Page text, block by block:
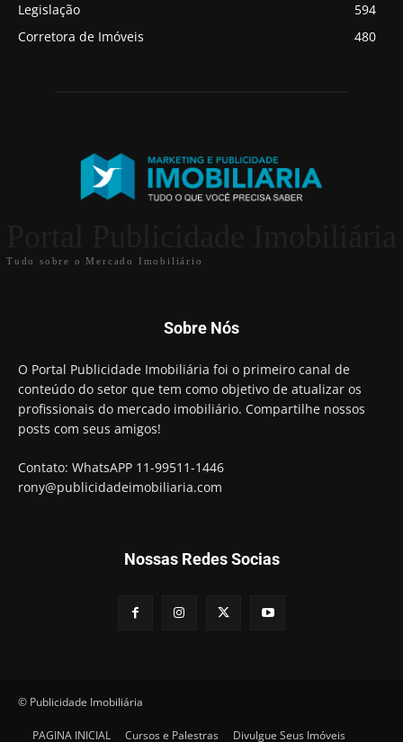
Legislação
594
Corretora de Imóveis
480
Tudo sobre o Mercado Imobiliário
Sobre Nós
O Portal Publicidade Imobiliária foi o primeiro canal de
conteúdo do setor que tem como objetivo de atualizar os
profissionais do mercado imobiliário. Compartilhe nossos
posts com seus amigos!
Contato: WhatsAPP 11-99511-1446
rony@publicidadeimobiliaria.com
Nossas Redes Socias
© Publicidade Imobiliária
PAGINA INICIAL Cursos e Palestras Divulgue Seus Imóveis